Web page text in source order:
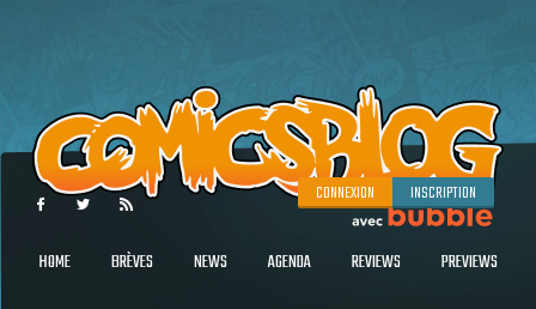
CONNEXION INSCRIPTION
HOME BRÈVES NEWS AGENDA REVIEWS PREVIEWS